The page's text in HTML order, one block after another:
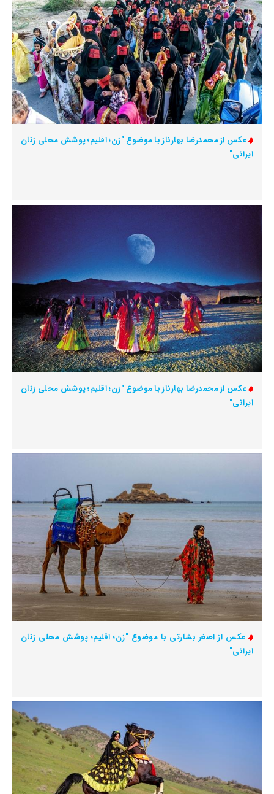
عکس از محمدرضا بهارناز با موضوع "زن؛ اقلیم؛ پوشش محلی زنان
ایرانی"
عکس از محمدرضا بهارناز با موضوع "زن؛ اقلیم؛ پوشش محلی زنان
ایرانی"
عکس از اصغر بشارتی با موضوع "زن؛ اقلیم؛ پوشش محلی زنان
ایرانی"